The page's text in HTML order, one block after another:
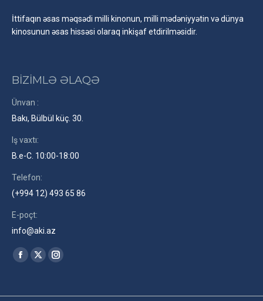
İttifaqın əsas məqsədi milli kinonun, milli mədəniyyətin və dünya
kinosunun əsas hissəsi olaraq inkişaf etdirilməsidir.
BİZİMLƏ ƏLAQƏ
Ünvan :
Bakı, Bülbül küç. 30.
Iş vaxtı:
B.e-C. 10:00-18:00
Telefon:
(+994 12) 493 65 86
E-poçt:
info@aki.az
Find us on:
Facebook
X
Instagram